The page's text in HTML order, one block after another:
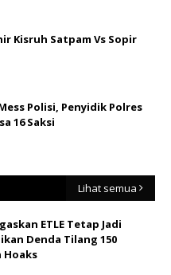
Kisruh Satpam Vs Sopir
Polisi, Penyidik Polres
16 Saksi
Lihat semua
ETLE Tetap Jadi
Denda Tilang 150
Hoaks